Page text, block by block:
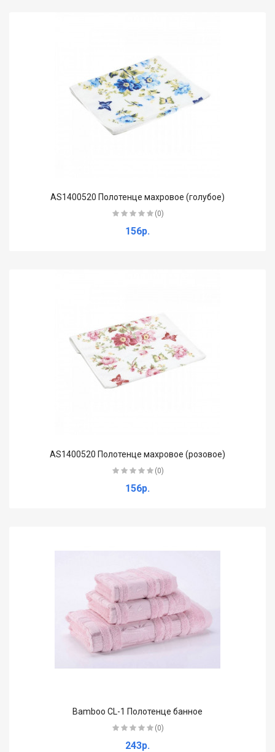
AS1400520 Полотенце махровое (голубое)
(0)
156р.
AS1400520 Полотенце махровое (розовое)
(0)
156р.
Bamboo CL-1 Полотенце банное
(0)
243р.